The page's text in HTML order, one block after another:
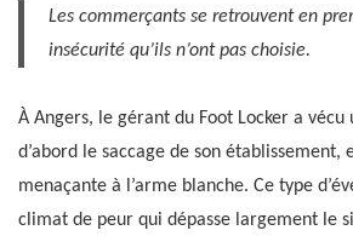
Les commerçants se retrouvent en
insécurité qu’ils n’ont pas choisie.
À Angers, le gérant du Foot Locker a vécu
d’abord le saccage de son
menaçante à l’arme blanche. Ce type
climat de peur qui dépasse largement le